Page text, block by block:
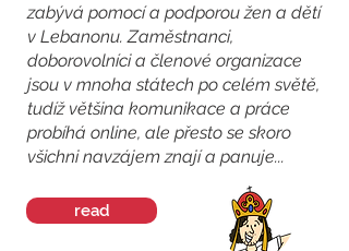
zabývá pomocí a podporou žen a dětí
v Lebanonu. Zaměstnanci,
doborovolníci a členové organizace
jsou v mnoha státech po celém světě,
tudíž většina komunikace a práce
probíhá online, ale přesto se skoro
všichni navzájem znají a panuje...
read